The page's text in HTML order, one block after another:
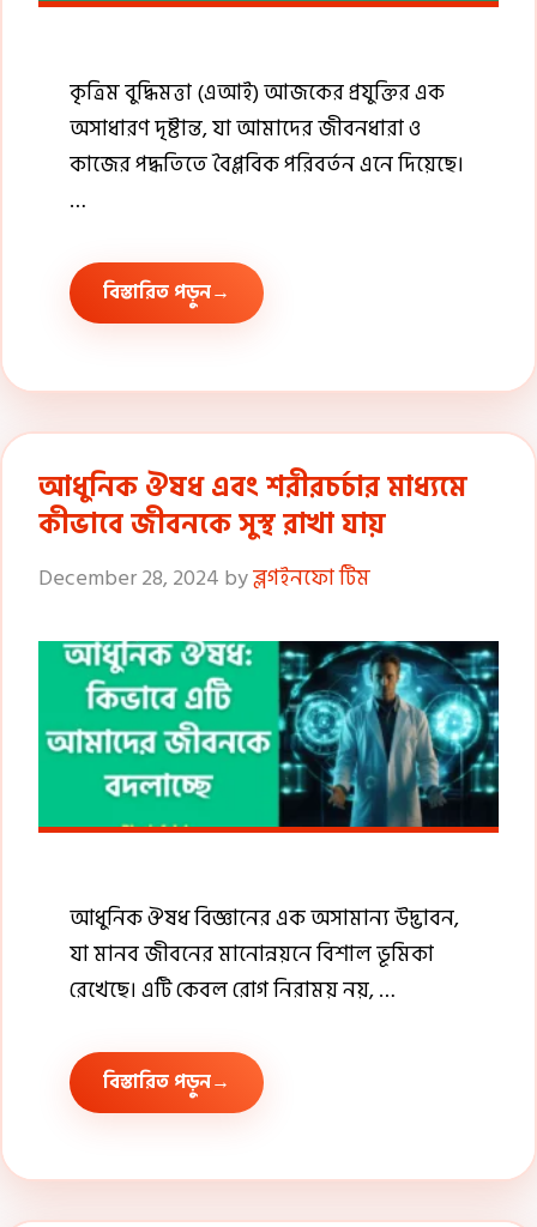
কৃত্রিম বুদ্ধিমত্তা (এআই) আজকের প্রযুক্তির এক
অসাধারণ দৃষ্টান্ত, যা আমাদের জীবনধারা ও
কাজের পদ্ধতিতে বৈপ্লবিক পরিবর্তন এনে দিয়েছে।
…
বিস্তারিত পড়ুন
আধুনিক ঔষধ এবং শরীরচর্চার মাধ্যমে
কীভাবে জীবনকে সুস্থ রাখা যায়
December 28, 2024 byব্লগইনফো টিম
আধুনিক ঔষধ বিজ্ঞানের এক অসামান্য উদ্ভাবন,
যা মানব জীবনের মানোন্নয়নে বিশাল ভূমিকা
রেখেছে। এটি কেবল রোগ নিরাময় নয়, …
বিস্তারিত পড়ুন